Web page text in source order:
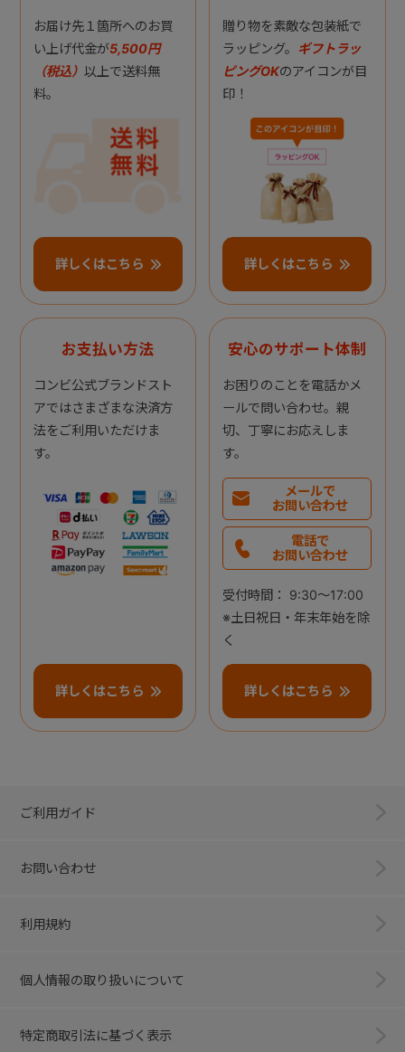
お届け先１箇所へのお買
い上げ代金が5,500円
（税込） 以上で送料無
料。
詳しくはこちら
贈り物を素敵な包装紙で
ラッピング。 ギフトラッ
ピングOKのアイコンが目
印！
詳しくはこちら
お支払い方法
コンビ公式ブランドスト
アではさまざまな決済方
法をご利用いただけま
す。
詳しくはこちら
安心のサポート体制
お困りのことを電話かメ
ールで問い合わせ。親
切、丁寧にお応えしま
す。
メールで
お問い合わせ
電話で
お問い合わせ
受付時間： 9:30～17:00
※土日祝日・年末年始を除
く
詳しくはこちら
ご利用ガイド
お問い合わせ
利用規約
個人情報の取り扱いについて
特定商取引法に基づく表示